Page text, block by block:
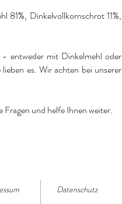
81%, Dinkelvollkornschrot 11%,
- entweder mit Dinkelmehl oder
es. Wir achten bei unserer
und helfe Ihnen weiter.
Datenschutz